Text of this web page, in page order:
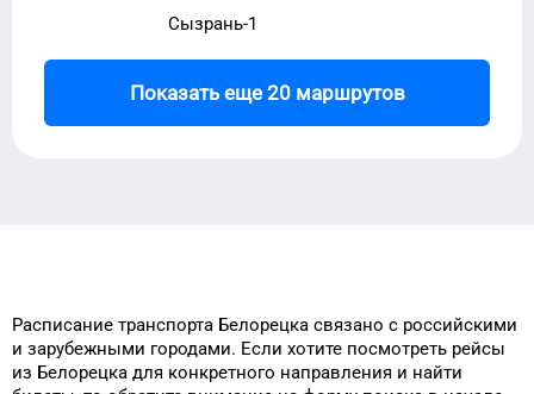
Сызрань-1
Показать еще 20 маршрутов
Расписание транспорта Белорецка связано с российскими
и зарубежными городами. Если хотите посмотреть рейсы
из Белорецка для конкретного направления и найти